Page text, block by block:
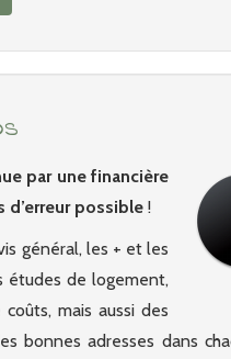
par une financière
d’erreur possible !
général, les + et les
études de logement,
mais aussi des
bonnes adresses dans